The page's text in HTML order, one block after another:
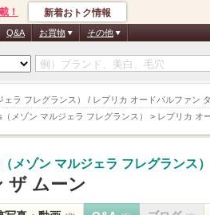
ラ フレグランス） / レプリカ オードパルファン
メゾン マルジェラ フレグランス） > レプリカ オ
！ 新着おトク情報
Q&A お買物 その他
ゾン マルジェラ フレグランス）
ザ ムーン